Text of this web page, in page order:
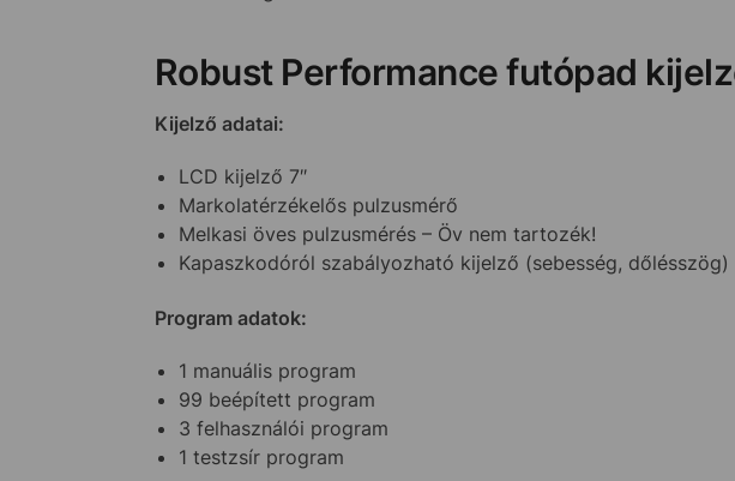
Robust Performance futópad
Kijelző adatai:
LCD kijelző 7″
Markolatérzékelős pulzusmérő
Melkasi öves pulzusmérés – Öv nem tartozék!
Kapaszkodóról szabályozható kijelző (sebesség, dőlésszög)
Program adatok:
1 manuális program
99 beépített program
3 felhasználói program
1 testzsír program